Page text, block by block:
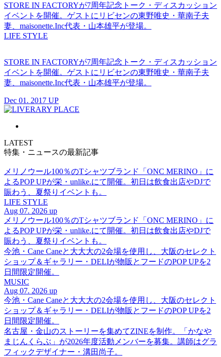
STORE IN FACTORYが7周年記念トーク・ディスカッション
イベントを開催。ゲストにリビセンの東野唯史・華南子夫
妻、maisonette.Inc代表・山本雄平が登場。
LIFE STYLE
STORE IN FACTORYが7周年記念トーク・ディスカッション
イベントを開催。ゲストにリビセンの東野唯史・華南子夫
妻、maisonette.Inc代表・山本雄平が登場。
Dec 01. 2017 UP
LATEST
特集・ニュースの最新記事
メリノウール100％のTシャツブランド「ONC MERINO」に
よるPOP UPが栄・unlike.にて開催。初日は飲食出店やDJで
賑わう、夏祭りイベントも。
LIFE STYLE
Aug 07. 2026 up
メリノウール100％のTシャツブランド「ONC MERINO」に
よるPOP UPが栄・unlike.にて開催。初日は飲食出店やDJで
賑わう、夏祭りイベントも。
今池・Cane Caneと大大大の2会場を使用し、大阪のセレクト
ショップ＆ギャラリー・DELIが物販とフードのPOP UPを2
日間限定開催。
MUSIC
Aug 07. 2026 up
今池・Cane Caneと大大大の2会場を使用し、大阪のセレクト
ショップ＆ギャラリー・DELIが物販とフードのPOP UPを2
日間限定開催。
名古屋・金山のストーリーを集めてZINEを制作。「かなや
まじんくらぶ」が2026年度活動メンバーを募集。講師はグラ
フィックデザイナー・溝田尚子。